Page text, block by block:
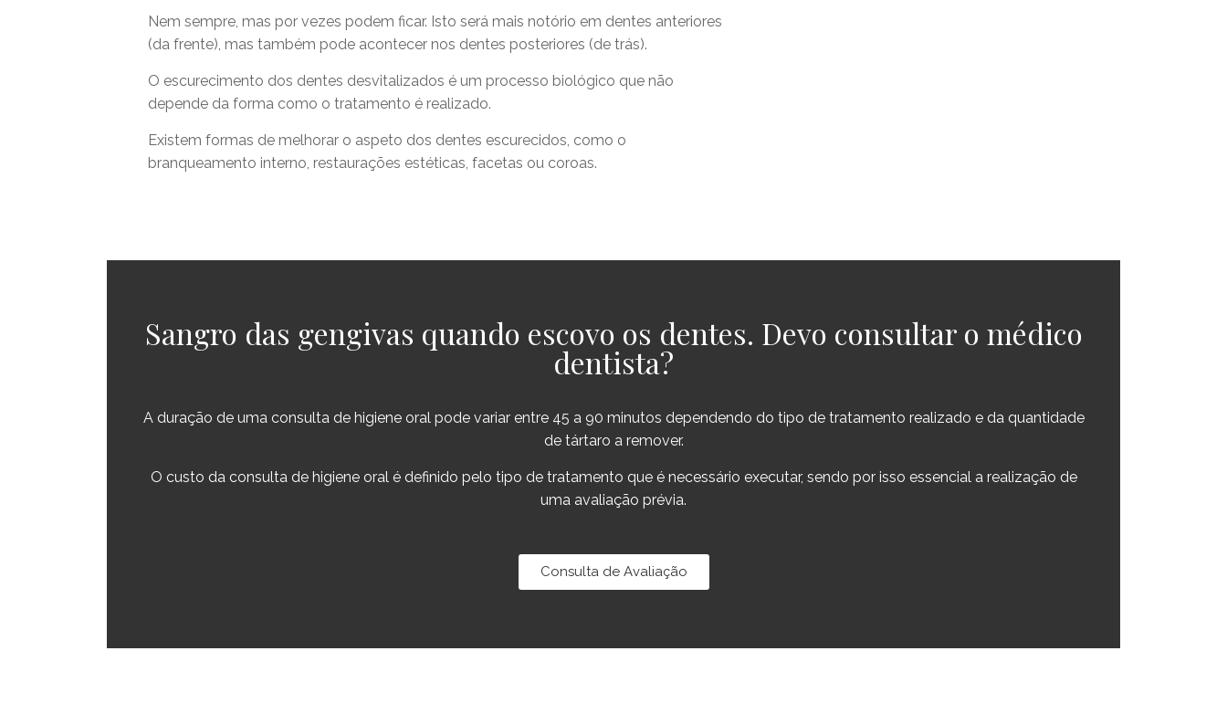
Nem sempre, mas por vezes podem ficar. Isto será mais notório em dentes anteriores
(da frente), mas também pode acontecer nos dentes posteriores (de trás).
O escurecimento dos dentes desvitalizados é um processo biológico que não
depende da forma como o tratamento é realizado.
Existem formas de melhorar o aspeto dos dentes escurecidos, como o
branqueamento interno, restaurações estéticas, facetas ou coroas.
Sangro das gengivas quando escovo os dentes. Devo consultar o médico
dentista?
A duração de uma consulta de higiene oral pode variar entre 45 a 90 minutos dependendo do tipo de tratamento realizado e da quantidade
de tártaro a remover.
O custo da consulta de higiene oral é definido pelo tipo de tratamento que é necessário executar, sendo por isso essencial a realização de
uma avaliação prévia.
Consulta de Avaliação